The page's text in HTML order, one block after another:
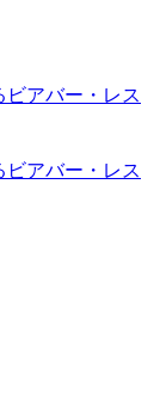
アバー・レス
アバー・レス